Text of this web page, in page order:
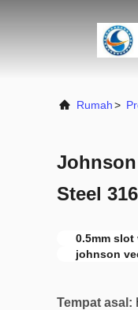
Rumah>
Johnson
Steel
0.5mm slot
johnson
Tempat asal: